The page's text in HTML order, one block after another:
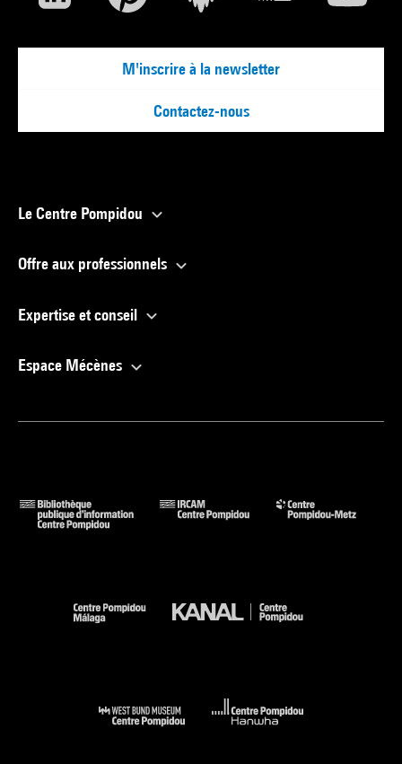
M'inscrire à la newsletter
Contactez-nous
Le Centre Pompidou
Offre aux professionnels
Expertise et conseil
Espace Mécènes